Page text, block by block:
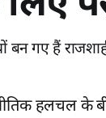
बन गए हैं
हलचल के